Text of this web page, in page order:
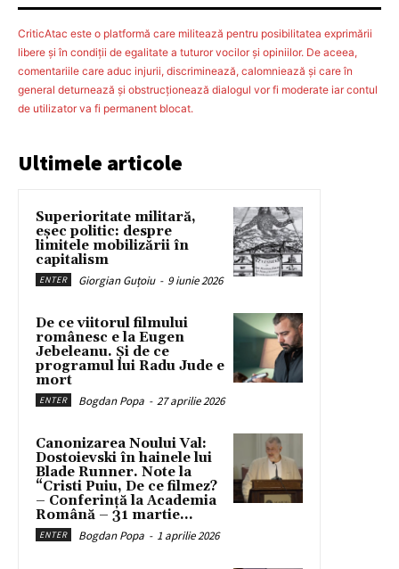
CriticAtac este o platformă care militează pentru posibilitatea exprimării
libere şi în condiţii de egalitate a tuturor vocilor şi opiniilor. De aceea,
comentariile care aduc injurii, discriminează, calomniează şi care în
general deturnează şi obstrucţionează dialogul vor fi moderate iar contul
de utilizator va fi permanent blocat.
Ultimele articole
Superioritate militară,
eșec politic: despre
limitele mobilizării în
capitalism
ENTER Giorgian Guțoiu - 9 iunie 2026
De ce viitorul filmului
românesc e la Eugen
Jebeleanu. Și de ce
programul lui Radu Jude e
mort
ENTER Bogdan Popa - 27 aprilie 2026
Canonizarea Noului Val:
Dostoievski în hainele lui
Blade Runner. Note la
“Cristi Puiu, De ce filmez?
– Conferință la Academia
Română – 31 martie...
ENTER Bogdan Popa - 1 aprilie 2026